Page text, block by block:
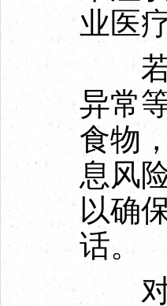
业医
若
异常
食物
息风
以确
话。
对